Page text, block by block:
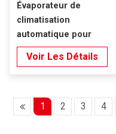
Évaporateur de
climatisation
automatique pour
Mercedes-Benz Sprinter
W906 NCV3 (2006-2018),
Voir Les Détails
1 2 3 4